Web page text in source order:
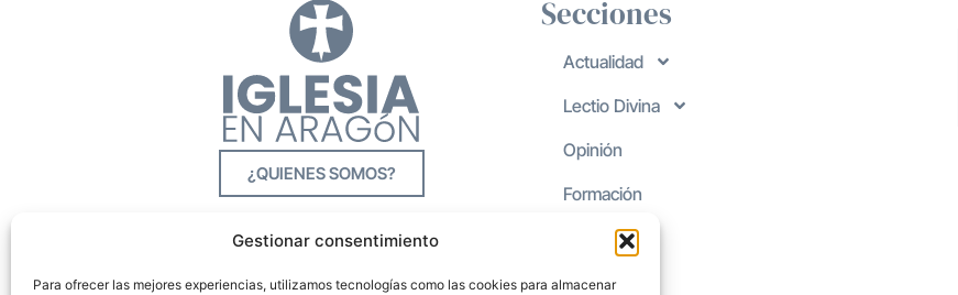
Gestionar consentimiento
Para ofrecer las mejores experiencias, utilizamos tecnologías como las cookies para almacenar
¿QUIENES SOMOS?
Secciones
Actualidad
Lectio Divina
Opinión
Formación